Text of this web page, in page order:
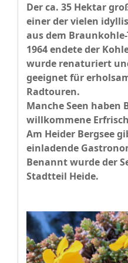
Der ca. 35 Hektar
einer der vielen
aus dem
1964 endete der
wurde renaturiert
geeignet für
Radtouren.
Manche Seen haben
willkommene
Am Heider Bergsee
einladende
Benannt wurde der
Stadtteil Heide.